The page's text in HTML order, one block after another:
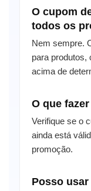
O cupom
todos os
Nem sempre.
para produtos,
acima de
O que
Verifique se o
ainda está
promoção.
Posso